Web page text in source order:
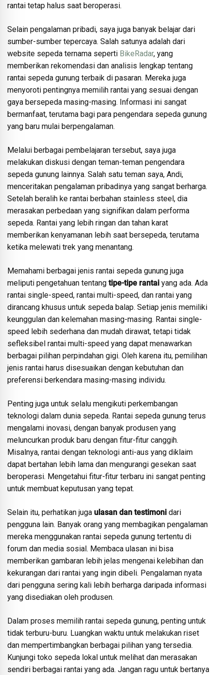
rantai tetap halus saat beroperasi.
Selain pengalaman pribadi, saya juga banyak belajar dari
sumber-sumber tepercaya. Salah satunya adalah dari
website sepeda ternama seperti BikeRadar, yang
memberikan rekomendasi dan analisis lengkap tentang
rantai sepeda gunung terbaik di pasaran. Mereka juga
menyoroti pentingnya memilih rantai yang sesuai dengan
gaya bersepeda masing-masing. Informasi ini sangat
bermanfaat, terutama bagi para pengendara sepeda gunung
yang baru mulai berpengalaman.
Melalui berbagai pembelajaran tersebut, saya juga
melakukan diskusi dengan teman-teman pengendara
sepeda gunung lainnya. Salah satu teman saya, Andi,
menceritakan pengalaman pribadinya yang sangat berharga.
Setelah beralih ke rantai berbahan stainless steel, dia
merasakan perbedaan yang signifikan dalam performa
sepeda. Rantai yang lebih ringan dan tahan karat
memberikan kenyamanan lebih saat bersepeda, terutama
ketika melewati trek yang menantang.
Memahami berbagai jenis rantai sepeda gunung juga
meliputi pengetahuan tentang tipe-tipe rantai yang ada. Ada
rantai single-speed, rantai multi-speed, dan rantai yang
dirancang khusus untuk sepeda balap. Setiap jenis memiliki
keunggulan dan kelemahan masing-masing. Rantai single-
speed lebih sederhana dan mudah dirawat, tetapi tidak
sefleksibel rantai multi-speed yang dapat menawarkan
berbagai pilihan perpindahan gigi. Oleh karena itu, pemilihan
jenis rantai harus disesuaikan dengan kebutuhan dan
preferensi berkendara masing-masing individu.
Penting juga untuk selalu mengikuti perkembangan
teknologi dalam dunia sepeda. Rantai sepeda gunung terus
mengalami inovasi, dengan banyak produsen yang
meluncurkan produk baru dengan fitur-fitur canggih.
Misalnya, rantai dengan teknologi anti-aus yang diklaim
dapat bertahan lebih lama dan mengurangi gesekan saat
beroperasi. Mengetahui fitur-fitur terbaru ini sangat penting
untuk membuat keputusan yang tepat.
Selain itu, perhatikan juga ulasan dan testimoni dari
pengguna lain. Banyak orang yang membagikan pengalaman
mereka menggunakan rantai sepeda gunung tertentu di
forum dan media sosial. Membaca ulasan ini bisa
memberikan gambaran lebih jelas mengenai kelebihan dan
kekurangan dari rantai yang ingin dibeli. Pengalaman nyata
dari pengguna sering kali lebih berharga daripada informasi
yang disediakan oleh produsen.
Dalam proses memilih rantai sepeda gunung, penting untuk
tidak terburu-buru. Luangkan waktu untuk melakukan riset
dan mempertimbangkan berbagai pilihan yang tersedia.
Kunjungi toko sepeda lokal untuk melihat dan merasakan
sendiri berbagai rantai yang ada. Jangan ragu untuk bertanya